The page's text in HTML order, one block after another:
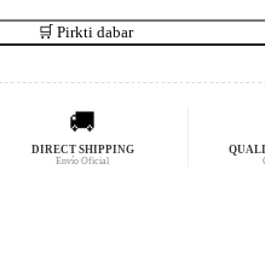
🛒 Pirkti dabar
🚚
DIRECT SHIPPING
Envío Oficial